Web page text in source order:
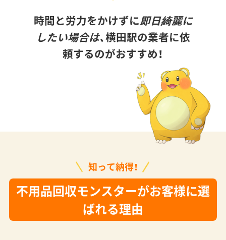
時間と労力をかけずに即日綺麗に
したい場合は、横田駅の業者に依
頼するのがおすすめ！
知って納得！
不用品回収モンスターがお客様に選
ばれる理由